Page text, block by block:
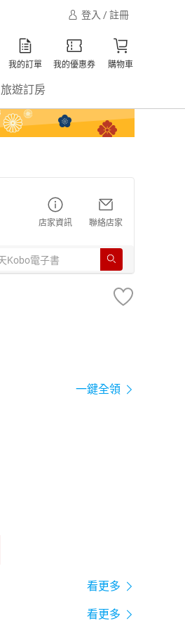
登入 / 註冊
我的訂單 我的優惠券 購物車
旅遊訂房
店家資訊 聯絡店家
一鍵全領
看更多
看更多